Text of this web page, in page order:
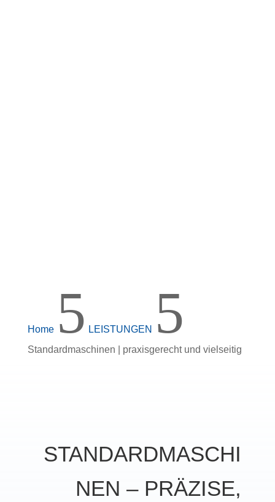
Home 5 LEISTUNGEN 5
Standardmaschinen | praxisgerecht und vielseitig
STANDARDMASCHI
NEN – PRÄZISE,